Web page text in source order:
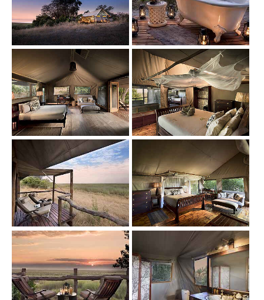
Show larger version Show larger version
Show larger version
Show larger version Show larger version